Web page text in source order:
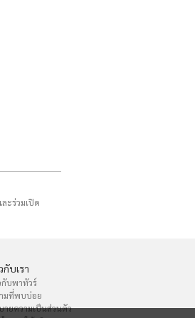
ะร่วมเปิด
กับเรา
กับพาทัวร์
มที่พบบ่อย
ายความเป็นส่วนตัว